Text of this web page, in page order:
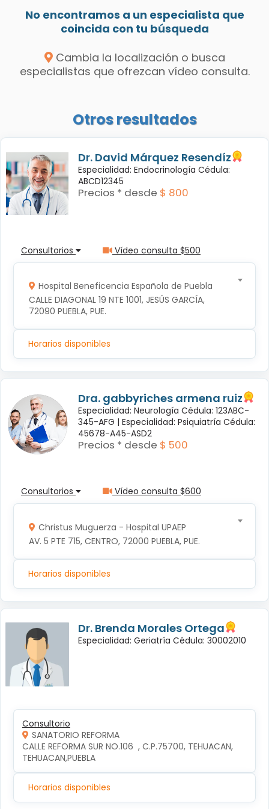
No encontramos a un especialista que
coincida con tu búsqueda
Cambia la localización o busca
especialistas que ofrezcan vídeo consulta.
Otros resultados
Dr. David Márquez Resendíz
Especialidad: Endocrinología Cédula:
ABCD12345
Precios * desde $ 800
Consultorios Vídeo consulta $500
Hospital Beneficencia Española de Puebla
CALLE DIAGONAL 19 NTE 1001, JESÚS GARCÍA,
72090 PUEBLA, PUE.
Horarios disponibles
Dra. gabbyriches armena ruiz
Especialidad: Neurología Cédula: 123ABC-
345-AFG | Especialidad: Psiquiatría Cédula:
45678-A45-ASD2
Precios * desde $ 500
Consultorios Vídeo consulta $600
Christus Muguerza - Hospital UPAEP
AV. 5 PTE 715, CENTRO, 72000 PUEBLA, PUE.
Horarios disponibles
Dr. Brenda Morales Ortega
Especialidad: Geriatría Cédula: 30002010
Consultorio
SANATORIO REFORMA
CALLE REFORMA SUR NO.106  , C.P.75700, TEHUACAN,
TEHUACAN,PUEBLA
Horarios disponibles